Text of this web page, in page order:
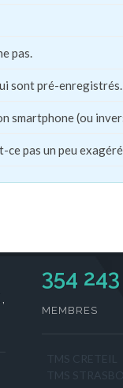
pas.
sont pré-
smartphone (ou
ce pas un peu exagéré
354 243
MEMBRES